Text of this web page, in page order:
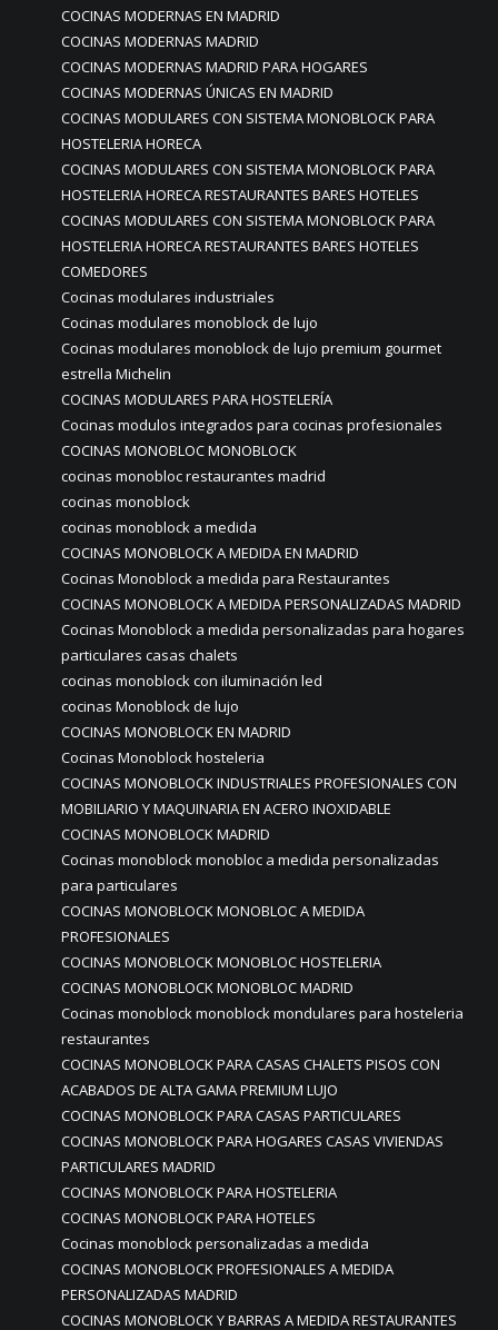
COCINAS MODERNAS EN MADRID
COCINAS MODERNAS MADRID
COCINAS MODERNAS MADRID PARA HOGARES
COCINAS MODERNAS ÚNICAS EN MADRID
COCINAS MODULARES CON SISTEMA MONOBLOCK PARA
HOSTELERIA HORECA
COCINAS MODULARES CON SISTEMA MONOBLOCK PARA
HOSTELERIA HORECA RESTAURANTES BARES HOTELES
COCINAS MODULARES CON SISTEMA MONOBLOCK PARA
HOSTELERIA HORECA RESTAURANTES BARES HOTELES
COMEDORES
Cocinas modulares industriales
Cocinas modulares monoblock de lujo
Cocinas modulares monoblock de lujo premium gourmet
estrella Michelin
COCINAS MODULARES PARA HOSTELERÍA
Cocinas modulos integrados para cocinas profesionales
COCINAS MONOBLOC MONOBLOCK
cocinas monobloc restaurantes madrid
cocinas monoblock
cocinas monoblock a medida
COCINAS MONOBLOCK A MEDIDA EN MADRID
Cocinas Monoblock a medida para Restaurantes
COCINAS MONOBLOCK A MEDIDA PERSONALIZADAS MADRID
Cocinas Monoblock a medida personalizadas para hogares
particulares casas chalets
cocinas monoblock con iluminación led
cocinas Monoblock de lujo
COCINAS MONOBLOCK EN MADRID
Cocinas Monoblock hosteleria
COCINAS MONOBLOCK INDUSTRIALES PROFESIONALES CON
MOBILIARIO Y MAQUINARIA EN ACERO INOXIDABLE
COCINAS MONOBLOCK MADRID
Cocinas monoblock monobloc a medida personalizadas
para particulares
COCINAS MONOBLOCK MONOBLOC A MEDIDA
PROFESIONALES
COCINAS MONOBLOCK MONOBLOC HOSTELERIA
COCINAS MONOBLOCK MONOBLOC MADRID
Cocinas monoblock monoblock mondulares para hosteleria
restaurantes
COCINAS MONOBLOCK PARA CASAS CHALETS PISOS CON
ACABADOS DE ALTA GAMA PREMIUM LUJO
COCINAS MONOBLOCK PARA CASAS PARTICULARES
COCINAS MONOBLOCK PARA HOGARES CASAS VIVIENDAS
PARTICULARES MADRID
COCINAS MONOBLOCK PARA HOSTELERIA
COCINAS MONOBLOCK PARA HOTELES
Cocinas monoblock personalizadas a medida
COCINAS MONOBLOCK PROFESIONALES A MEDIDA
PERSONALIZADAS MADRID
COCINAS MONOBLOCK Y BARRAS A MEDIDA RESTAURANTES